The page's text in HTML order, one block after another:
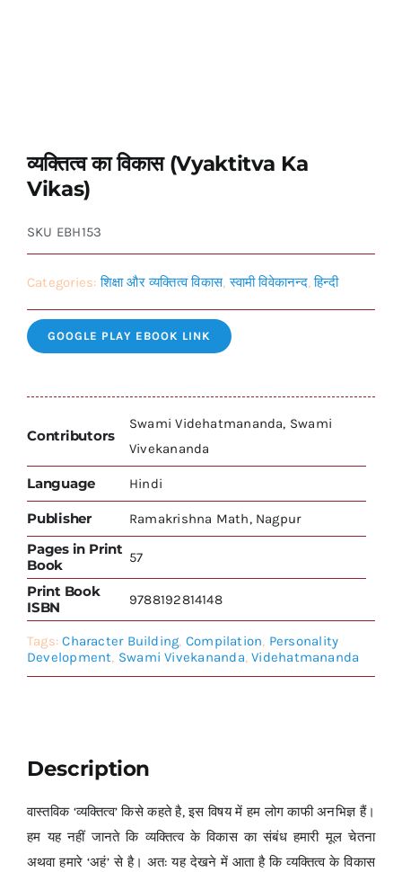
व्यक्तित्व का विकास (Vyaktitva Ka
Vikas)
SKU EBH153
Categories:शिक्षा और व्यक्तित्व विकास,स्वामी विवेकानन्द,हिन्दी
GOOGLE PLAY EBOOK LINK
Contributors
Swami Videhatmananda, Swami
Vivekananda
Language Hindi
Publisher Ramakrishna Math, Nagpur
Pages in Print
Book
57
Print Book
ISBN
9788192814148
Tags:Character Building, Compilation, Personality
Development, Swami Vivekananda,Videhatmananda
Description
वास्तविक ‘व्यक्तित्व’ किसे कहते है, इस विषय में हम लोग काफी अनभिज्ञ हैं।
हम यह नहीं जानते कि व्यक्तित्व के विकास का संबंध हमारी मूल चेतना
अथवा हमारे ‘अहं’ से है। अत: यह देखने में आता है कि व्यक्तित्व के विकास